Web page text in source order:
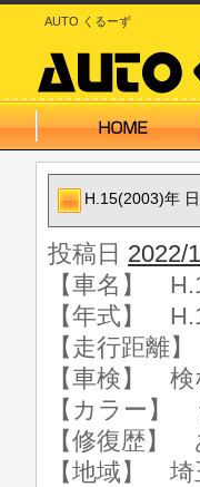
AUTO くるーず
H.15(2003)年
投稿日 2022/
【車名】
【年式】
【走行距離
【車検】 検
【カラー】
【修復歴】
【地域】 埼